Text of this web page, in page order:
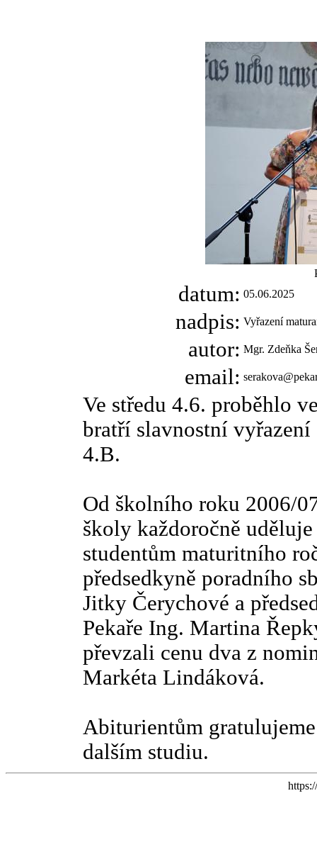
datum: 05.06.2025
nadpis: Vyřazení
autor: Mgr. Zdeňka
email:
Ve středu 4.6. proběhlo
bratří slavnostní
4.B.
Od školního roku 2006/
školy každoročně
studentům maturitního
předsedkyně poradního
Jitky Čerychové a
Pekaře Ing. Martina
převzali cenu dva z
Markéta Lindáková.
Abiturientům
dalším studiu.